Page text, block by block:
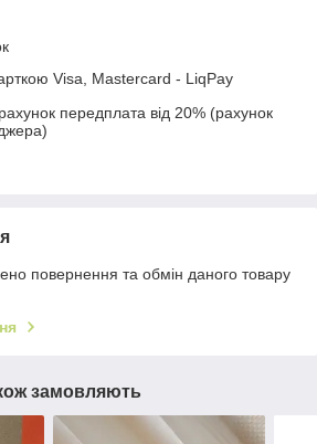
Visa, Mastercard - LiqPay
передплата від 20% (рахунок
повернення та обмін даного товару
замовляють